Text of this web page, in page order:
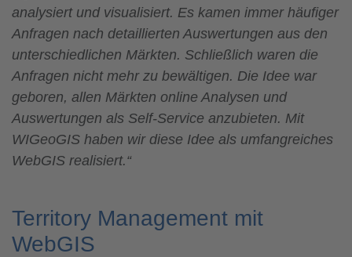
analysiert und visualisiert. Es kamen immer häufiger
Anfragen nach detaillierten Auswertungen aus den
unterschiedlichen Märkten. Schließlich waren die
Anfragen nicht mehr zu bewältigen. Die Idee war
geboren, allen Märkten online Analysen und
Auswertungen als Self-Service anzubieten. Mit
WIGeoGIS haben wir diese Idee als umfangreiches
WebGIS realisiert.“
Territory Management mit
WebGIS